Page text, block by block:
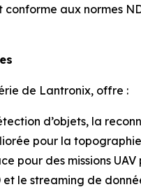
aux normes
de Lantronix, offre :
d’objets, la
pour la
pour des missions UAV
le streaming de